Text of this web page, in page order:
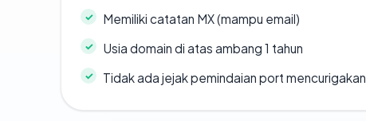
Memiliki catatan MX (mampu email)
Usia domain di atas ambang 1 tahun
Tidak ada jejak pemindaian port mencurigakan